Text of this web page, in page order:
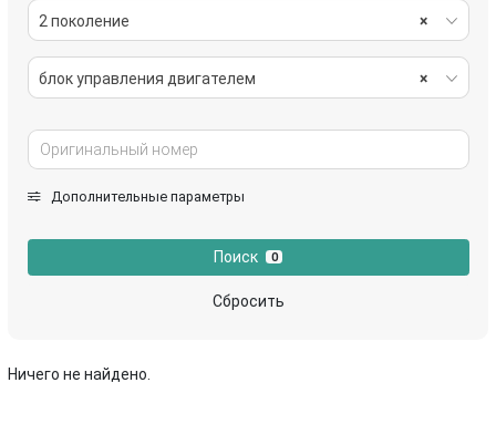
×
2 поколение
×
блок управления двигателем
Дополнительные параметры
Поиск 0
Сбросить
Ничего не найдено.